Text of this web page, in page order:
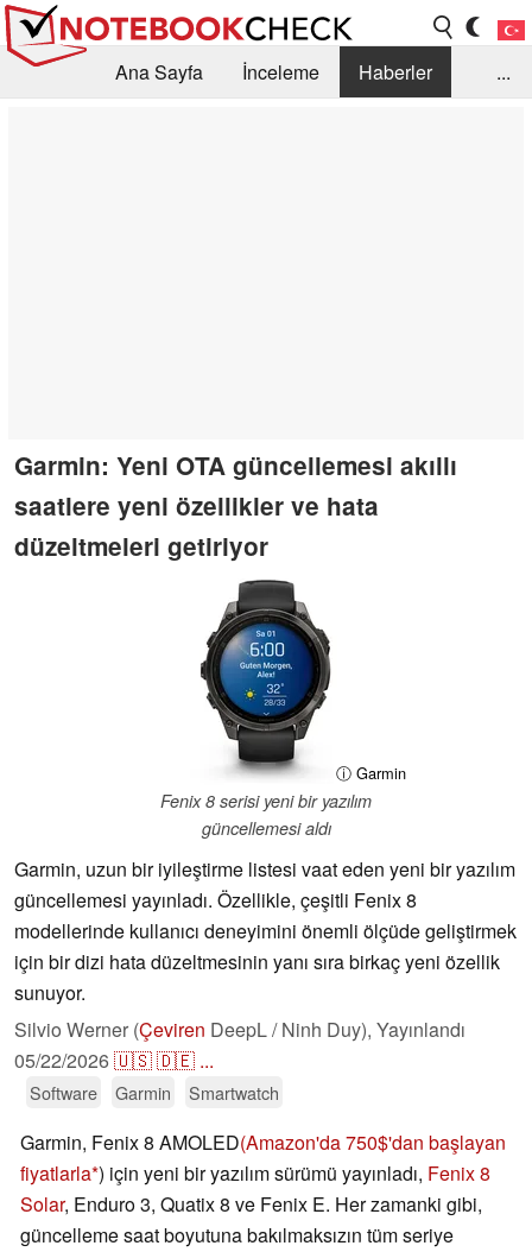
Ana Sayfa İnceleme
Haberler
...
Garmin: Yeni OTA güncellemesi akıllı
saatlere yeni özellikler ve hata
düzeltmeleri getiriyor
ⓘ Garmin
Fenix 8 serisi yeni bir yazılım
güncellemesi aldı
Garmin, uzun bir iyileştirme listesi vaat eden yeni bir yazılım
güncellemesi yayınladı. Özellikle, çeşitli Fenix 8
modellerinde kullanıcı deneyimini önemli ölçüde geliştirmek
için bir dizi hata düzeltmesinin yanı sıra birkaç yeni özellik
sunuyor.
Silvio Werner (Çeviren DeepL / Ninh Duy), Yayınlandı
05/22/2026🇺🇸🇩🇪 ...
Software Garmin Smartwatch
Garmin, Fenix 8 AMOLED(Amazon'da 750$'dan başlayan
fiyatlarla ) için yeni bir yazılım sürümü yayınladı, Fenix 8
Solar, Enduro 3, Quatix 8 ve Fenix E. Her zamanki gibi,
güncelleme saat boyutuna bakılmaksızın tüm seriye